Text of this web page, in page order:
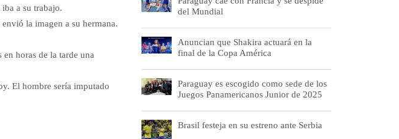
a su trabajo.
la imagen a su hermana.
horas de la tarde una
El hombre sería imputado
del Mundial
Anuncian que Shakira actuará en la
final de la Copa América
Paraguay es escogido como sede de los
Juegos Panamericanos Junior de 2025
Brasil festeja en su estreno ante Serbia